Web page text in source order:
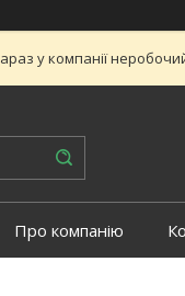
у компанії
Про компанію